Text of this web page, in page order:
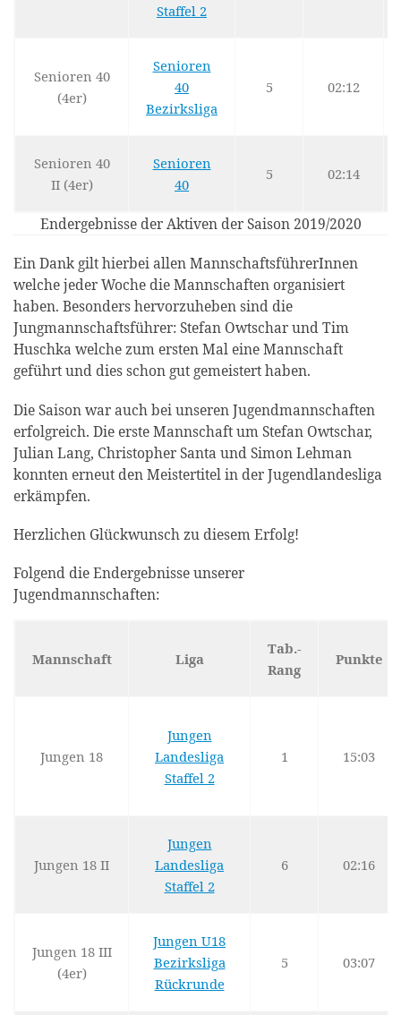
Staffel 2
Senioren 40
(4er)
Senioren
40
Bezirksliga
5 02:12
Senioren 40
II (4er)
Senioren
40
5 02:14
Endergebnisse der Aktiven der Saison 2019/2020
Ein Dank gilt hierbei allen MannschaftsführerInnen
welche jeder Woche die Mannschaften organisiert
haben. Besonders hervorzuheben sind die
Jungmannschaftsführer: Stefan Owtschar und Tim
Huschka welche zum ersten Mal eine Mannschaft
geführt und dies schon gut gemeistert haben.
Die Saison war auch bei unseren Jugendmannschaften
erfolgreich. Die erste Mannschaft um Stefan Owtschar,
Julian Lang, Christopher Santa und Simon Lehman
konnten erneut den Meistertitel in der Jugendlandesliga
erkämpfen.
Herzlichen Glückwunsch zu diesem Erfolg!
Folgend die Endergebnisse unserer
Jugendmannschaften:
Mannschaft Liga
Tab.-
Rang
Punkte
Jungen 18
Jungen
Landesliga
Staffel 2
1 15:03
Jungen 18 II
Jungen
Landesliga
Staffel 2
6 02:16
Jungen 18 III
(4er)
Jungen U18
Bezirksliga
Rückrunde
5 03:07